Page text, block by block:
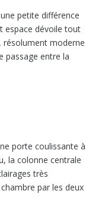
une petite différence
espace dévoile tout
résolument moderne
passage entre la
porte coulissante à
la colonne centrale
très
par les deux